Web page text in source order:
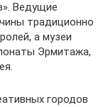
Ведущие
традиционно
а музеи
Эрмитажа,
городов